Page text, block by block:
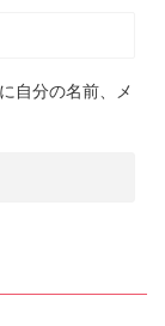
自分の名前、メ